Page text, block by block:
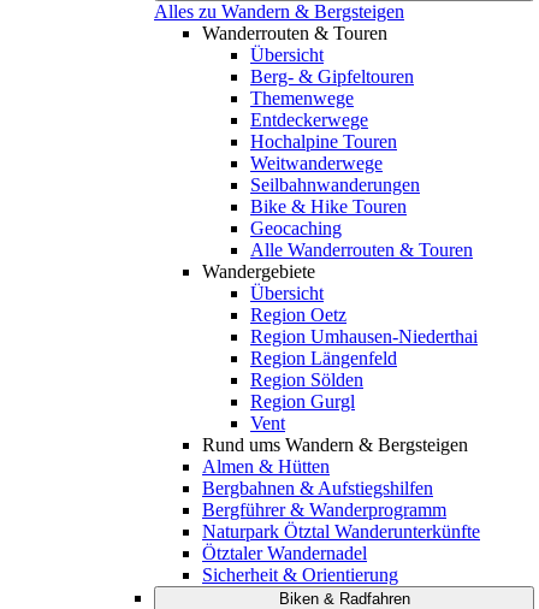
Alles zu Wandern & Bergsteigen
Wanderrouten & Touren
Übersicht
Berg- & Gipfeltouren
Themenwege
Entdeckerwege
Hochalpine Touren
Weitwanderwege
Seilbahnwanderungen
Bike & Hike Touren
Geocaching
Alle Wanderrouten & Touren
Wandergebiete
Übersicht
Region Oetz
Region Umhausen-Niederthai
Region Längenfeld
Region Sölden
Region Gurgl
Vent
Rund ums Wandern & Bergsteigen
Almen & Hütten
Bergbahnen & Aufstiegshilfen
Bergführer & Wanderprogramm
Naturpark Ötztal Wanderunterkünfte
Ötztaler Wandernadel
Sicherheit & Orientierung
Biken & Radfahren